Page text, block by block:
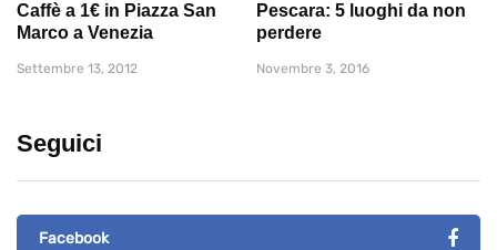
Caffè a 1€ in Piazza San
Marco a Venezia
Settembre 13, 2012
Pescara: 5 luoghi da non
perdere
Novembre 3, 2016
Seguici
Facebook